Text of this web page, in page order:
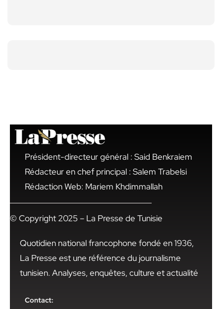
Président-directeur général : Said Benkraiem
Rédacteur en chef principal : Salem Trabelsi
Rédaction Web: Mariem Khdimmallah
© Copyright 2025 – La Presse de Tunisie
Quotidien national francophone fondé en 1936,
La Presse est une référence du journalisme
tunisien. Analyses, enquêtes, culture et actualité
Contact: